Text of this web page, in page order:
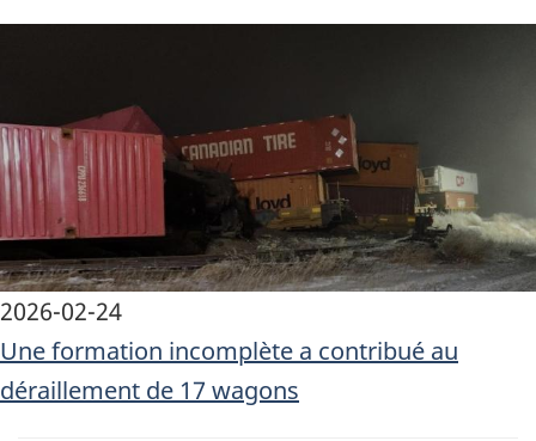
2026-02-24
Une formation incomplète a contribué au
déraillement de 17 wagons